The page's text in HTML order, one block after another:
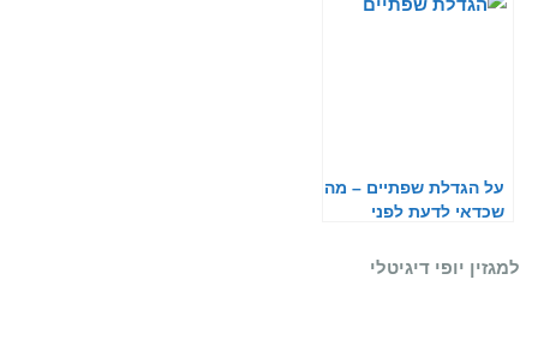
על הגדלת שפתיים – מה
שכדאי לדעת לפני
למגזין יופי דיגיטלי